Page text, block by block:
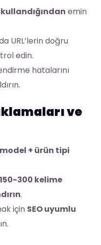
kullandığından emin
URL’lerin doğru
edin.
hatalarını
ve
+ ürün tipi
300 kelime
.
için SEO uyumlu